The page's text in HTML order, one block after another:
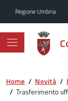
Regione Umbria
Home / Novità /
/ Trasferimento